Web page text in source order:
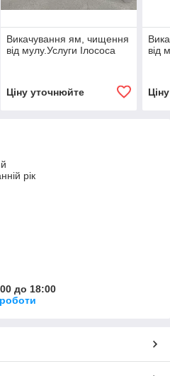
Викачування ям, чищення
від мулу.Услуги Ілососа
Ціну уточнюйте
від
рік
до 18:00